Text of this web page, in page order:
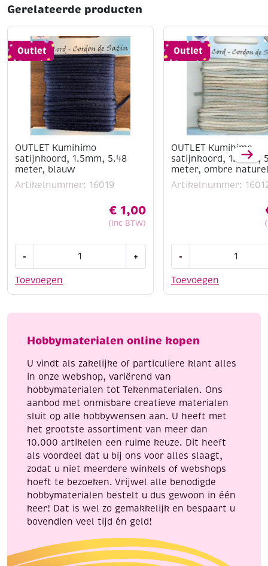
Gerelateerde producten
Outlet
OUTLET Kumihimo
satijnkoord, 1.5mm, 5.48
meter, blauw
Artikelnummer: 16019
€ 1,00
(Inc BTW)
Toevoegen
-
satijnkoord,
meter,
aantal
+
Outlet
OUTLET Kumihimo
satijnkoord, 1.5mm,
meter, ombre
Artikelnummer:
Toevoegen
-
satijnkoord,
meter,
naturel
Hobbymaterialen online kopen
U vindt als zakelijke of particuliere klant alles
in onze webshop, variërend van
hobbymaterialen tot Tekenmaterialen. Ons
aanbod met onmisbare creatieve materialen
sluit op alle hobbywensen aan. U heeft met
het grootste assortiment van meer dan
10.000 artikelen een ruime keuze. Dit heeft
als voordeel dat u bij ons voor alles slaagt,
zodat u niet meerdere winkels of webshops
hoeft te bezoeken. Vrijwel alle benodigde
hobbymaterialen bestelt u dus gewoon in één
keer! Dat is wel zo gemakkelijk en bespaart u
bovendien veel tijd én geld!